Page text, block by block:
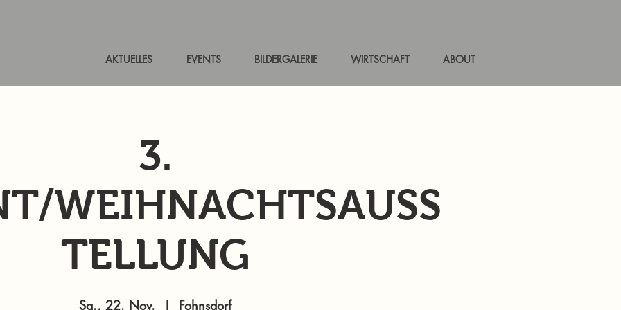
AKTUELLES EVENTS BILDERGALERIE WIRTSCHAFT ABOUT
3.
WEIHNACHTSAUSS
TELLUNG
Sa., 22. Nov.
  |
Fohnsdorf